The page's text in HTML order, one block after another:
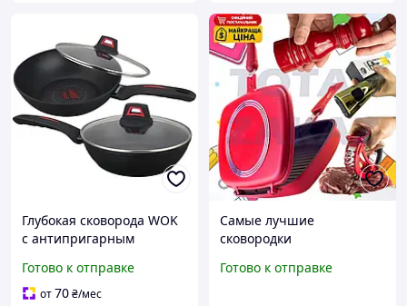
Глубокая сковорода WOK
с антипригарным
сковорода с крышкой
сковородка для жарки и
Готово к отправке
от70₴/мес
Самые лучшие
сковородки
для жарки продуктов с
Готово к отправке